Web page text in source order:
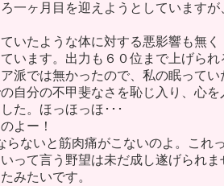
一ヶ月目を迎えようとしています
いたような体に対する悪影響も無
います。出力も６０位まで上げら
派では無かったので、私の眠って
自分の不甲斐なさを恥じ入り、心
た。ほっほっほ･･･
よー！
らないと筋肉痛がこないのよ。これ
って言う野望は未だ成し遂げられ
みたいです。